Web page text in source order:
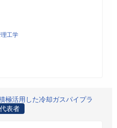
工学
極活用した冷却ガスパイプラ
表者